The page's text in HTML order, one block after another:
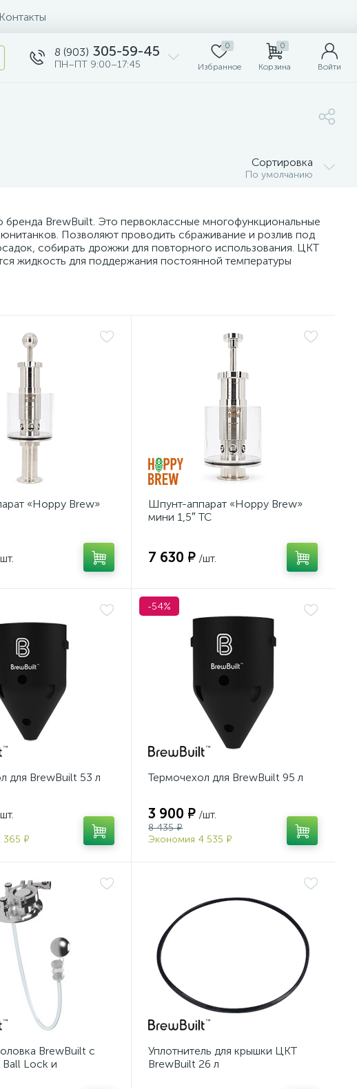
Контакты
8 (903) 305-59-45
ПН–ПТ 9:00–17:45
0
Избранное
0
Корзина Войти
Сортировка
По умолчанию
BrewBuilt. Это первоклассные многофункциональные
Позволяют проводить сбраживание и розлив под
собирать дрожжи для повторного использования. ЦКТ
жидкость для поддержания постоянной температуры
«Hoppy Brew»
Шпунт-аппарат «Hoppy Brew»
мини 1,5″ TC
7 630 ₽ /шт.
для BrewBuilt 53 л
365 ₽
-54%
Термочехол для BrewBuilt 95 л
3 900 ₽ /шт.
8 435 ₽
Экономия 4 535 ₽
BrewBuilt с
Lock и
Уплотнитель для крышки ЦКТ
BrewBuilt 26 л